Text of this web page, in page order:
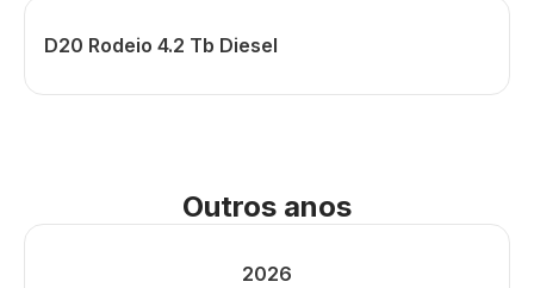
D20 Rodeio 4.2 Tb Diesel
Outros anos
2026